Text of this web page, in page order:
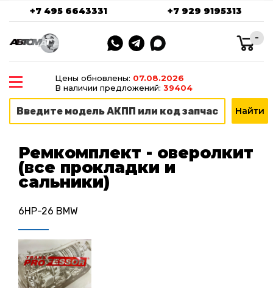
+7 495 6643331 +7 929 9195313
-
Цены обновлены: 07.08.2026
В наличии предложений: 39404
Ремкомплект - оверолкит
(все прокладки и
сальники)
6HP-26 BMW